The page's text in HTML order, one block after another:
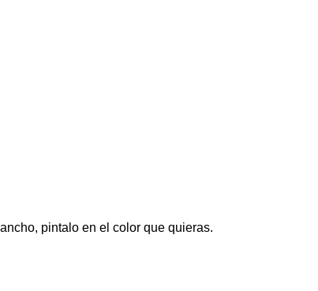
pintalo en el color que quieras.